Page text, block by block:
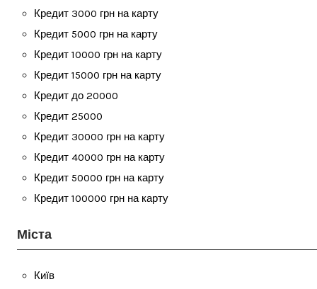
Кредит 3000 грн на карту
Кредит 5000 грн на карту
Кредит 10000 грн на карту
Кредит 15000 грн на карту
Кредит до 20000
Кредит 25000
Кредит 30000 грн на карту
Кредит 40000 грн на карту
Кредит 50000 грн на карту
Кредит 100000 грн на карту
Міста
Київ